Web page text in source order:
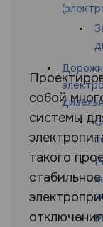
собой
системы
такого